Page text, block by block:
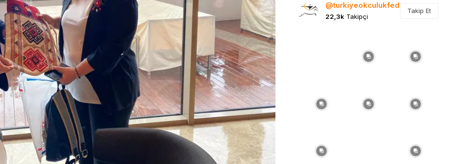
@turkiyeokculukfed
22,3k Takipçi
Takip Et